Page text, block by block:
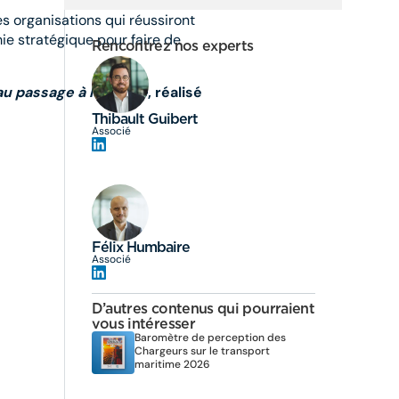
organisations qui réussiront
stratégique pour faire de
passage à l’échelle, réalisé
Rencontrez nos experts
Thibault Guibert
Associé
Félix Humbaire
Associé
D’autres contenus qui pourraient
vous intéresser
Baromètre de perception des
Chargeurs sur le transport
maritime 2026